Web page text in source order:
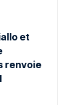
et
renvoie